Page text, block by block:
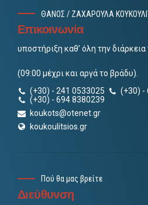
ΘΑΝΟΣ / ΖΑΧΑΡΟΥΛΑ
Επικοινωνία
υποστήριξη καθ’ όλη την
(09:00 μέχρι και αργά το βράδυ).
(+30) - 241 0533025
(+30) -
(+30) - 694 8380239
koukots@otenet.gr
koukoulitsios.gr
Πού θα μας βρείτε
Διεύθυνση